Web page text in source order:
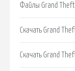
Файлы Grand
Скачать Grand
Скачать Grand